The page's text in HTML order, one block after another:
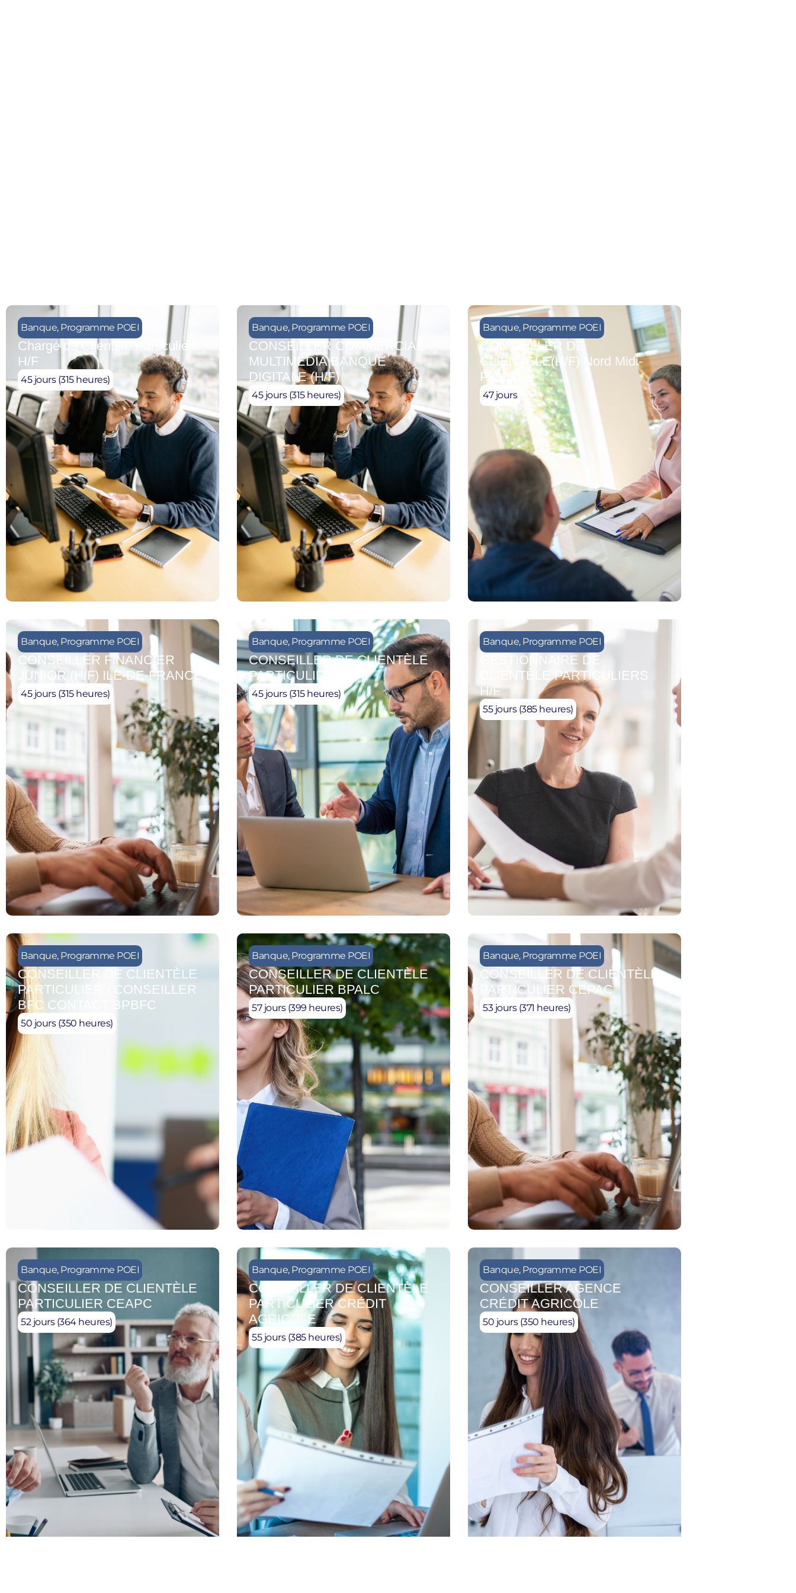
Banque, Programme POEI
Chargé de Clientèle Particuliers
H/F
45 jours (315 heures)
Banque, Programme POEI
CONSEILLER COMMERCIAL
MULTIMÉDIA BANQUE
DIGITALE (H/F)
45 jours (315 heures)
Banque, Programme POEI
CONSEILLER DE
CLIENTÈLE(H/F) Nord Midi-
Pyrénées
47 jours
Banque, Programme POEI
CONSEILLER FINANCIER
JUNIOR (H/F) ILE-DE-FRANCE
45 jours (315 heures)
Banque, Programme POEI
CONSEILLER DE CLIENTÈLE
PARTICULIER BPRI
45 jours (315 heures)
Banque, Programme POEI
GESTIONNAIRE DE
CLIENTÈLE PARTICULIERS
H/F
55 jours (385 heures)
Banque, Programme POEI
CONSEILLER DE CLIENTÈLE
PARTICULIER / CONSEILLER
BFC CONTACT BPBFC
50 jours (350 heures)
Banque, Programme POEI
CONSEILLER DE CLIENTÈLE
PARTICULIER BPALC
57 jours (399 heures)
Banque, Programme POEI
CONSEILLER DE CLIENTÈLE
PARTICULIER CEPAC
53 jours (371 heures)
Banque, Programme POEI
CONSEILLER DE CLIENTÈLE
PARTICULIER CEAPC
52 jours (364 heures)
Banque, Programme POEI
CONSEILLER DE CLIENTÈLE
PARTICULIER CRÉDIT
AGRICOLE
55 jours (385 heures)
Banque, Programme POEI
CONSEILLER AGENCE
CRÉDIT AGRICOLE
50 jours (350 heures)